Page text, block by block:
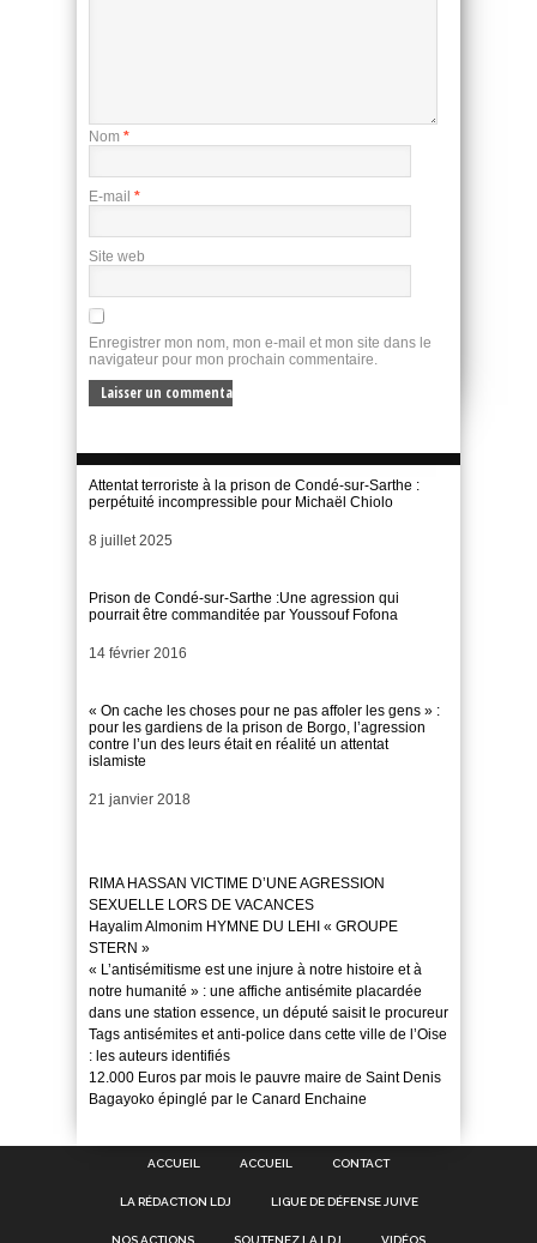
Nom *
E-mail *
Site web
Enregistrer mon nom, mon e-mail et mon site dans le
navigateur pour mon prochain commentaire.
Attentat terroriste à la prison de Condé-sur-Sarthe :
perpétuité incompressible pour Michaël Chiolo
Date
8 juillet 2025
Prison de Condé-sur-Sarthe :Une agression qui
pourrait être commanditée par Youssouf Fofona
Date
14 février 2016
« On cache les choses pour ne pas affoler les gens » :
pour les gardiens de la prison de Borgo, l’agression
contre l’un des leurs était en réalité un attentat
islamiste
Date
21 janvier 2018
RIMA HASSAN VICTIME D’UNE AGRESSION
SEXUELLE LORS DE VACANCES
Hayalim Almonim HYMNE DU LEHI « GROUPE
STERN »
« L’antisémitisme est une injure à notre histoire et à
notre humanité » : une affiche antisémite placardée
dans une station essence, un député saisit le procureur
Tags antisémites et anti-police dans cette ville de l’Oise
: les auteurs identifiés
12.000 Euros par mois le pauvre maire de Saint Denis
Bagayoko épinglé par le Canard Enchaine
ACCUEIL ACCUEIL CONTACT
LA RÉDACTION LDJ LIGUE DE DÉFENSE JUIVE
NOS ACTIONS SOUTENEZ LA LDJ VIDÉOS